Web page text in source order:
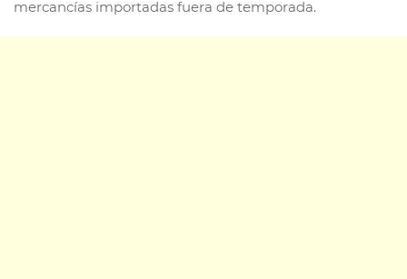
mercancías importadas fuera de temporada.